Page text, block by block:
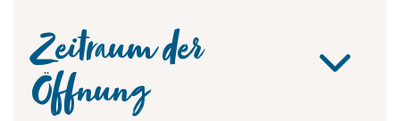
Zeitraum der
Öffnung